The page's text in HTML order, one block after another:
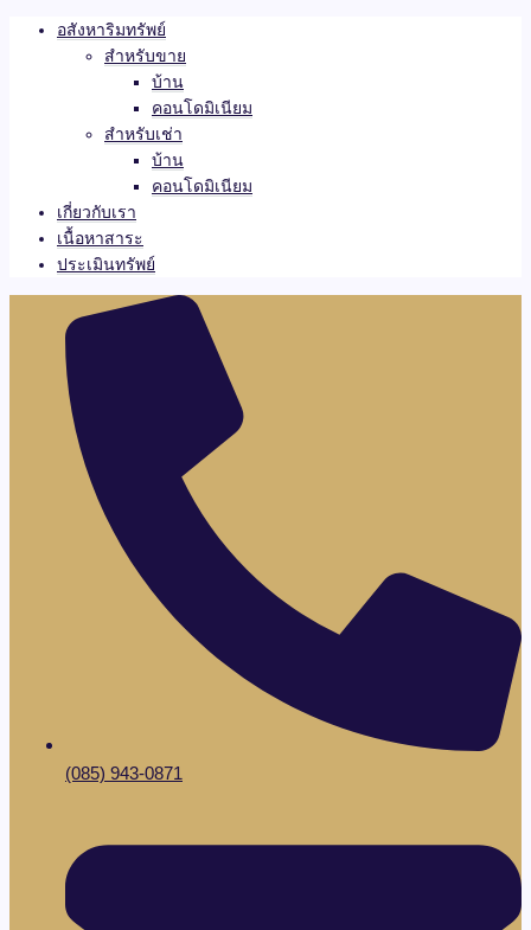
อสังหาริมทรัพย์
สำหรับขาย
บ้าน
คอนโดมิเนียม
สำหรับเช่า
บ้าน
คอนโดมิเนียม
เกี่ยวกับเรา
เนื้อหาสาระ
ประเมินทรัพย์
(085) 943-0871